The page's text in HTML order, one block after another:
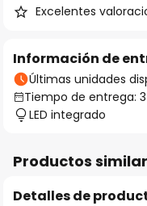
Excelentes
Información de
Últimas unidades
Tiempo de entrega:
LED integrado
Productos
Detalles de